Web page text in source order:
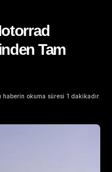
Tam
haberin okuma süresi 1 dakikadır.